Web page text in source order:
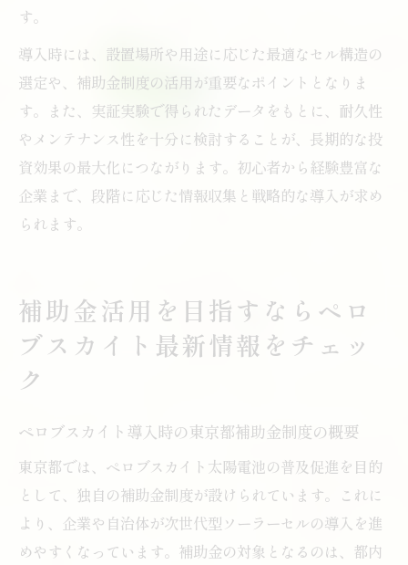
す。
導入時には、設置場所や用途に応じた最適なセル構造の
選定や、補助金制度の活用が重要なポイントとなりま
す。また、実証実験で得られたデータをもとに、耐久性
やメンテナンス性を十分に検討することが、長期的な投
資効果の最大化につながります。初心者から経験豊富な
企業まで、段階に応じた情報収集と戦略的な導入が求め
られます。
補助金活用を目指すならペロ
ブスカイト最新情報をチェッ
ク
ペロブスカイト導入時の東京都補助金制度の概要
東京都では、ペロブスカイト太陽電池の普及促進を目的
として、独自の補助金制度が設けられています。これに
より、企業や自治体が次世代型ソーラーセルの導入を進
めやすくなっています。補助金の対象となるのは、都内